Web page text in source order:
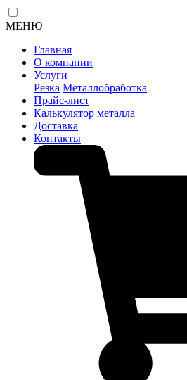
МЕНЮ
Главная
О компании
Услуги
Резка Металлобработка
Прайс-лист
Калькулятор металла
Доставка
Контакты